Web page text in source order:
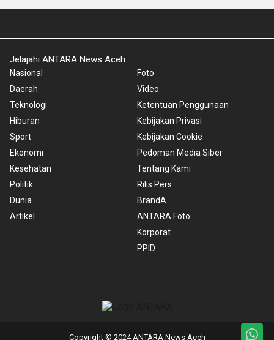
Jelajahi ANTARA News Aceh
Nasional
Daerah
Teknologi
Hiburan
Sport
Ekonomi
Kesehatan
Politik
Dunia
Artikel
Foto
Video
Ketentuan Penggunaan
Kebijakan Privasi
Kebijakan Cookie
Pedoman Media Siber
Tentang Kami
Rilis Pers
BrandA
ANTARA Foto
Korporat
PPID
Copyright © 2024 ANTARA News Aceh